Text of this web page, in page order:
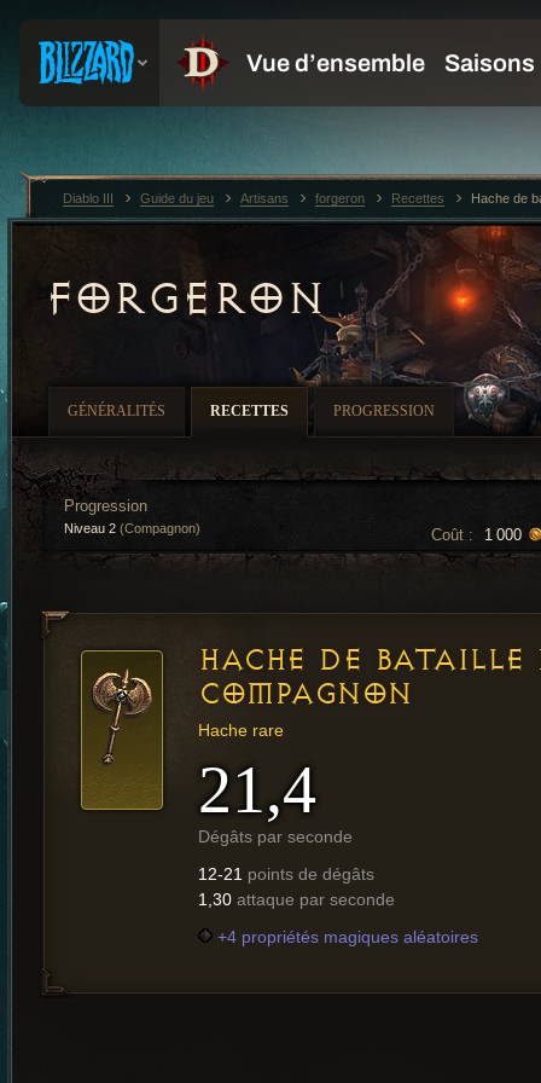
FORGERON
GÉNÉRALITÉS RECETTES PROGRESSION
Coût : 1 000
Progression
Niveau 2 (Compagnon)
HACHE DE BATAILLE
COMPAGNON
Hache rare
21,4
Dégâts par seconde
12-21 points de dégâts
1,30 attaque par seconde
+4 propriétés magiques aléatoires
Diablo III Guide du jeu Artisans forgeron Recettes Hache de